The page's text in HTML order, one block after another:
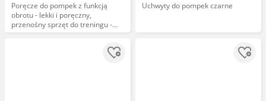
Poręcze do pompek z funkcją
obrotu - lekki i poręczny,
przenośny sprzęt do treningu -
odciążenie nadgarstków,
Uchwyty do pompek czarne